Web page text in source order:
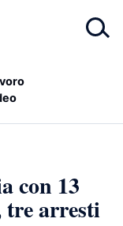
con 13
arresti